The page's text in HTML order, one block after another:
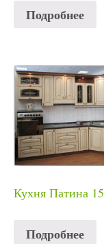
Подробнее
Кухня Патина 15
Подробнее